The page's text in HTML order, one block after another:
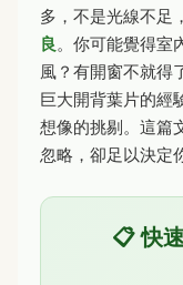
多，不是光線不足
良。你可能覺得室
風？有開窗不就得
巨大開背葉片的經
想像的挑剔。這篇
忽略，卻足以決定
📋 快